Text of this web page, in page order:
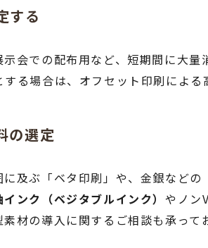
する
会での配布用など、短期間に大
る場合は、オフセット印刷による
の選定
及ぶ「ベタ印刷」や、金銀など
インク（ベジタブルインク）やノン
材の導入に関するご相談も承って